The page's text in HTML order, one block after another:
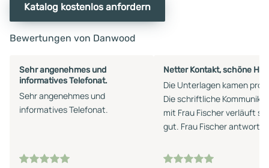
Katalog kostenlos anfordern
Bewertungen von Danwood
Sehr angenehmes und
informatives Telefonat.
Sehr angenehmes und
informatives Telefonat.
Netter Kontakt, schöne
Die Unterlagen kamen
Die schriftliche
mit Frau Fischer verläuft
gut. Frau Fischer antwortet